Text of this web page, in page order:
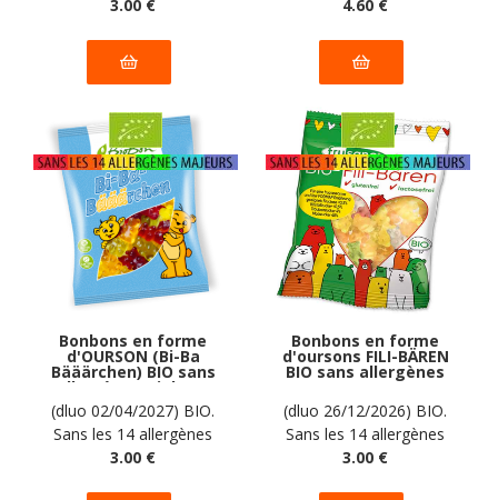
majeurs
3.00 € majeurs
4.60 €
Bonbons en forme
d'OURSON (Bi-Ba
Bääärchen) BIO sans
allergènes Biobon :
100g
(dluo 02/04/2027) BIO.
Sans les 14 allergènes
majeurs
3.00 €
Bonbons en forme
d'oursons FILI-BÄREN
BIO sans allergènes
Frusano : 50 grammes
(dluo 26/12/2026) BIO.
Sans les 14 allergènes
majeurs
3.00 €